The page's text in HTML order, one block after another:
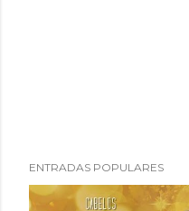
u
b
ENTRADAS POPULARES